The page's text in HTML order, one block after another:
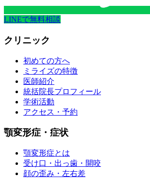
LINEで無料相談
クリニック
初めての方へ
ミライズの特徴
医師紹介
統括院長プロフィール
学術活動
アクセス・予約
顎変形症・症状
顎変形症とは
受け口・出っ歯・開咬
顔の歪み・左右差